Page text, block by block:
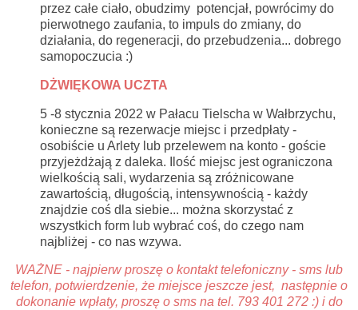
przez całe ciało, obudzimy potencjał, powrócimy do
pierwotnego zaufania, to impuls do zmiany, do
działania, do regeneracji, do przebudzenia... dobrego
samopoczucia :)
DŻWIĘKOWA UCZTA
5 -8 stycznia 2022 w Pałacu Tielscha w Wałbrzychu,
konieczne są rezerwacje miejsc i przedpłaty -
osobiście u Arlety lub przelewem na konto - goście
przyjeżdżają z daleka. Ilość miejsc jest ograniczona
wielkością sali, wydarzenia są zróżnicowane
zawartością, długością, intensywnością - każdy
znajdzie coś dla siebie... można skorzystać z
wszystkich form lub wybrać coś, do czego nam
najbliżej - co nas wzywa.
WAŻNE - najpierw proszę o kontakt telefoniczny - sms lub
telefon, potwierdzenie, że miejsce jeszcze jest, następnie o
dokonanie wpłaty, proszę o sms na tel. 793 401 272 :) i do